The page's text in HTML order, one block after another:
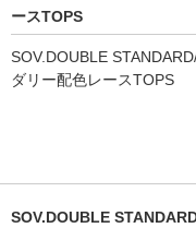
ースTOPS
SOV.DOUBLE
ダリー配色レースTOPS
SOV.DOUBLE